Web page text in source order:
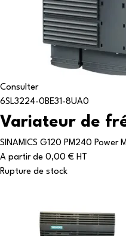
Consulter
6SL3224-0BE31-8UA0
Variateur de
SINAMICS G120 PM240
A partir de 0,00 € HT
Rupture de stock